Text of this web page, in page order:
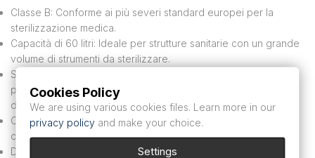
Classe B: Conforme ai più severi standard europei per la
sterilizzazione medica.
Capacità di 60 litri: Ideale per strutture sanitarie con un grande
volume di strumenti da sterilizzare.
Sistema di osmosi integrato: produce automaticamente acqua
pura per la sterilizzazione, eliminando la necessità di acqua
distillata esterna.
Cicli programmabili: Adatto per strumenti confezionati, non
confezionati e porosi.
Display intuitivo: interfaccia intuitiva per un funzionamento
Cookies Policy
We are using various cookies files. Learn more in our
privacy policy and make your choice.
Settings